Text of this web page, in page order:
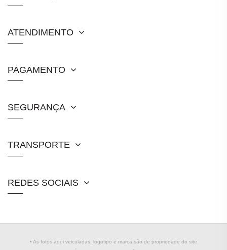
ATENDIMENTO
PAGAMENTO
SEGURANÇA
TRANSPORTE
REDES SOCIAIS
• As fotos aqui veiculadas, logotipo e marca são de propriedade do site